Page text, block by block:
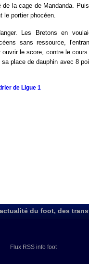
la cage de Mandanda.
le portier phocéen.
Les Bretons en
sans ressource,
le score, contre le
place de dauphin avec 8
de Ligue 1
du foot, des
Flux RSS info foot